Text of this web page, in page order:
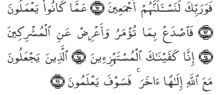
فَوَرَبِّكَ لَنَسْـَٔلَنَّهُمْ أَجْمَعِينَ﴿٩٢﴾ عَمَّا كَانُوا۟ يَعْمَلُونَ
﴿٩٣﴾ فَٱصْدَعْ بِمَا تُؤْمَرُ وَأَعْرِضْ عَنِ ٱلْمُشْرِكِينَ
﴿٩٤﴾ إِنَّا كَفَيْنَـٰكَ ٱلْمُسْتَهْزِءِينَ﴿٩٥﴾
ٱلَّذِينَ يَجْعَلُونَ
مَعَ ٱللَّهِ إِلَـٰهًا ءَاخَرَ ۚ فَسَوْفَ يَعْلَمُونَ﴿٩٦﴾